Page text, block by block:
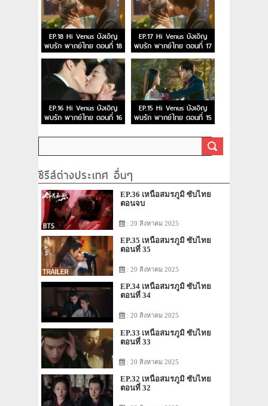
EP.18 Hi Venus บังเอิญ
พบรัก พากย์ไทย ตอนที่ 18
EP.17 Hi Venus บังเอิญ
พบรัก พากย์ไทย ตอนที่ 17
EP.16 Hi Venus บังเอิญ
พบรัก พากย์ไทย ตอนที่ 16
EP.15 Hi Venus บังเอิญ
พบรัก พากย์ไทย ตอนที่ 15
ซีรีส์ต่างประเทศ อื่นๆ
EP.36 เหนือสมรภูมิ ซับไทย
ตอนจบ
: 20 สิงหาคม 2025
EP.35 เหนือสมรภูมิ ซับไทย
ตอนที่ 35
: 20 สิงหาคม 2025
EP.34 เหนือสมรภูมิ ซับไทย
ตอนที่ 34
: 20 สิงหาคม 2025
EP.33 เหนือสมรภูมิ ซับไทย
ตอนที่ 33
: 20 สิงหาคม 2025
EP.32 เหนือสมรภูมิ ซับไทย
ตอนที่ 32